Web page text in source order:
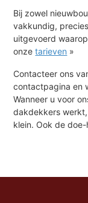
Bij zowel
vakkundig,
uitgevoerd
onzetarieven »
Contacteer ons
contactpagina en
Wanneer u voor
dakdekkers
klein. Ook de